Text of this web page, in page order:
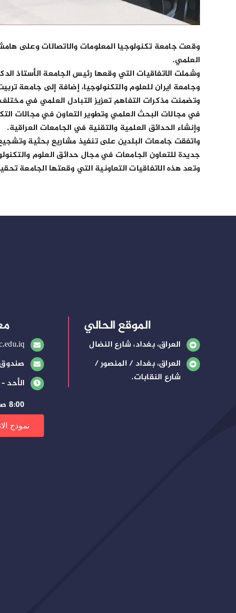
وقعت جامعة تكنولوجيا المعلومات والاتصالات وعلى
العلمي.
وشملت الاتفاقيات التي وقعها رئيس الجامعة الأستاذ
وجامعة ايران للعلوم والتكنولوجيا، إضافة إلى جامعة
وتضمنت مذكرات التفاهم تعزيز التبادل العلمي في مختلف
في مجالات البحث العلمي وتطوير التعاون في مجالات
وإنشاء الحدائق العلمية والتقنية في الجامعات العراقية.
واتفقت جامعات البلدين على تنفيذ مشاريع بحثية
جديدة للتعاون الجامعات في مجال حدائق العلوم
وتعد هذه الاتفاقيات التعاونية التي وقعتها الجامعة
الموقع الحالي
العراق، بغداد، شارع النضال
العراق، بغداد / المنصور /
شارع النقابات.
صندوق
الأحد
8:00 صباحًا – 3:00 مساءً
نموذج